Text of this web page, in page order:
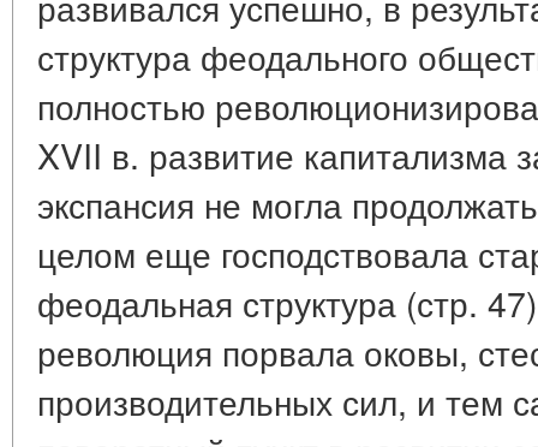
структура феодального
полностью
XVII в. развитие капитализма
экспансия не могла
целом еще господствовала
феодальная структура (стр.
революция порвала оковы,
производительных сил, и тем